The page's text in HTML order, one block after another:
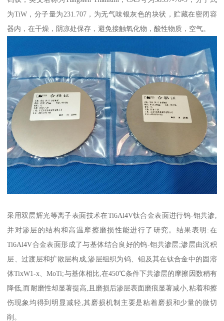
为TiW，分子量为231.707，为无气味银灰色的块状，贮藏在密闭容
器内，在干燥，阴凉处保存，避免接触氧化物，酸性物质，空气。
采用双层辉光等离子表面技术在Ti6Al4V钛合金表面进行钨-钼共渗,
并对渗层的结构和高温摩擦磨损性能进行了研究。结果表明:在
Ti6Al4V合金表面形成了与基体结合良好的钨-钼共渗层;渗层由沉积
层、过渡层和扩散层构成,渗层组织为钨、钼及其在钛合金中的固溶
体TixW1-x、MoTi;与基体相比,在450℃条件下共渗层的摩擦因数稍有
降低,而耐磨性却显著提高,且磨损后渗层表面磨痕显著减小,粘着和擦
伤现象均得到明显减轻,其磨损机制主要是粘着磨损和少量的微切
削。